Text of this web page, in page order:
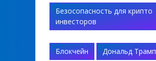
Безосопасность для крипто
инвесторов
Блокчейн Дональд Трамп